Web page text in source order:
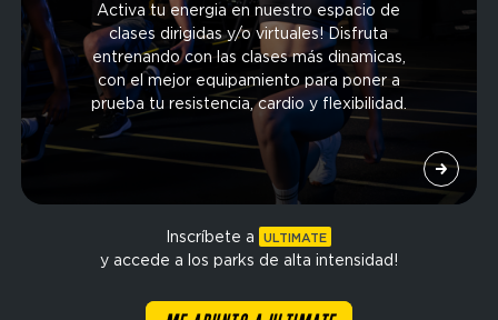
Activa tu energia en nuestro espacio de
clases dirigidas y/o virtuales! Disfruta
entrenando con las clases más dinamicas,
con el mejor equipamiento para poner a
prueba tu resistencia, cardio y flexibilidad.
Inscríbete a ULTIMATE
y accede a los parks de alta intensidad!